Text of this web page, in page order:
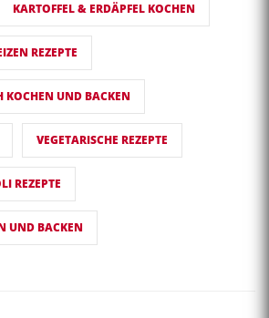
KARTOFFEL & ERDÄPFEL KOCHEN
REZEPTE
KOCHEN UND BACKEN
VEGETARISCHE REZEPTE
REZEPTE
UND BACKEN